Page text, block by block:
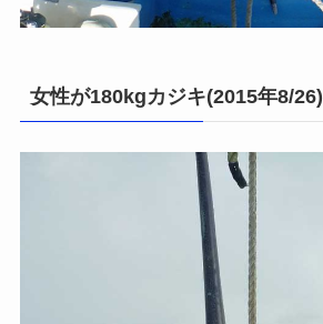
女性が180kgカジキ(2015年8/26)